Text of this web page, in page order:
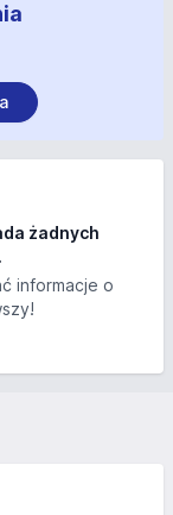
żadnych
informacje o